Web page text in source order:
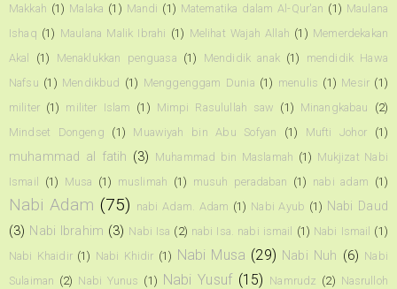
Makkah (1) Malaka (1) Mandi (1) Matematika dalam Al-Qur'an (1) Maulana
Ishaq (1) Maulana Malik Ibrahi (1) Melihat Wajah Allah (1) Memerdekakan
Akal
(1) Menaklukkan penguasa (1) Mendidik anak (1)
mendidik Hawa
Nafsu (1) Mendikbud (1) Menggenggam Dunia (1) menulis (1) Mesir (1)
militer (1) militer Islam (1) Mimpi Rasulullah saw (1) Minangkabau
(2)
Mindset Dongeng
(1) Muawiyah bin Abu Sofyan (1) Mufti Johor (1)
muhammad al fatih (3) Muhammad bin Maslamah (1) Mukjizat Nabi
Ismail
(1) Musa (1) muslimah (1) musuh peradaban (1) nabi adam (1)
Nabi Adam (75) nabi Adam. Adam (1) Nabi Ayub (1) Nabi Daud
(3) Nabi Ibrahim (3) Nabi Isa (2) nabi Isa. nabi ismail (1) Nabi Ismail (1)
Nabi Khaidir (1) Nabi Khidir (1) Nabi Musa (29) Nabi Nuh (6) Nabi
Sulaiman (2) Nabi Yunus (1) Nabi Yusuf (15) Namrudz (2) Nasrulloh